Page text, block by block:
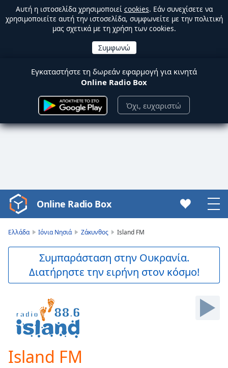
Αυτή η ιστοσελίδα χρησιμοποιεί cookies. Εάν συνεχίσετε να
χρησιμοποιείτε αυτή την ιστοσελίδα, συμφωνείτε με την πολιτική
μας σχετικά με τη χρήση των cookies.
Εγκαταστήστε τη δωρεάν εφαρμογή για κινητά
Online Radio Box
Όχι, ευχαριστώ
Video
Player
Skip
Forward
Mute
Current
Online Radio Box
Ελλάδα Ιόνια Νησιά Ζάκυνθος Island FM
Συμπαράσταση στην Ουκρανία.
Διατήρηστε την ειρήνη στον κόσμο!
Island FM